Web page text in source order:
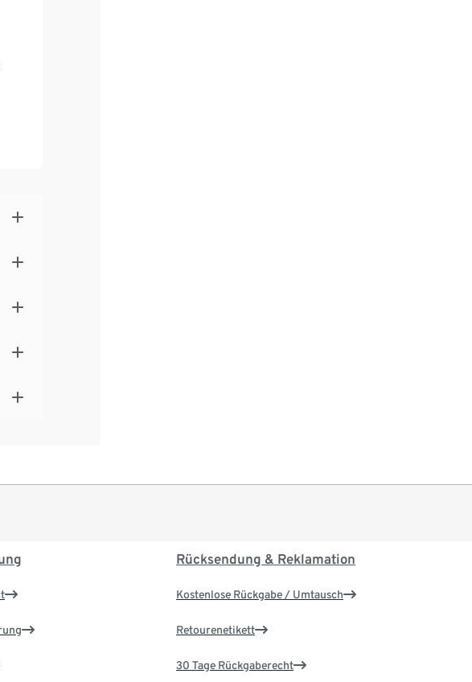
Rücksendung & Reklamation
Kostenlose Rückgabe / Umtausch
Retourenetikett
30 Tage Rückgaberecht